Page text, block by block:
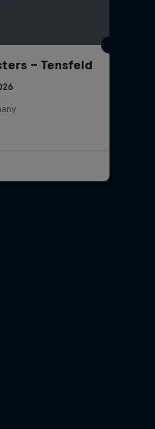
– Tensfeld